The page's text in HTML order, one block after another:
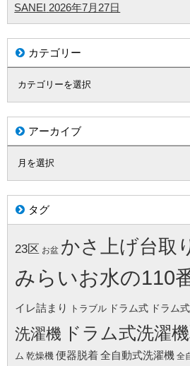
SANEI 2026年7月27日
カテゴリー
アーカイブ
タグ
23区 お盆 かさ上げ台取
みらいお水の110
イレ詰まり トラブル ドラム式 ドラム
洗濯機 ドラム式洗濯
ム 乾燥機 便器脱着全自動式洗濯機 全